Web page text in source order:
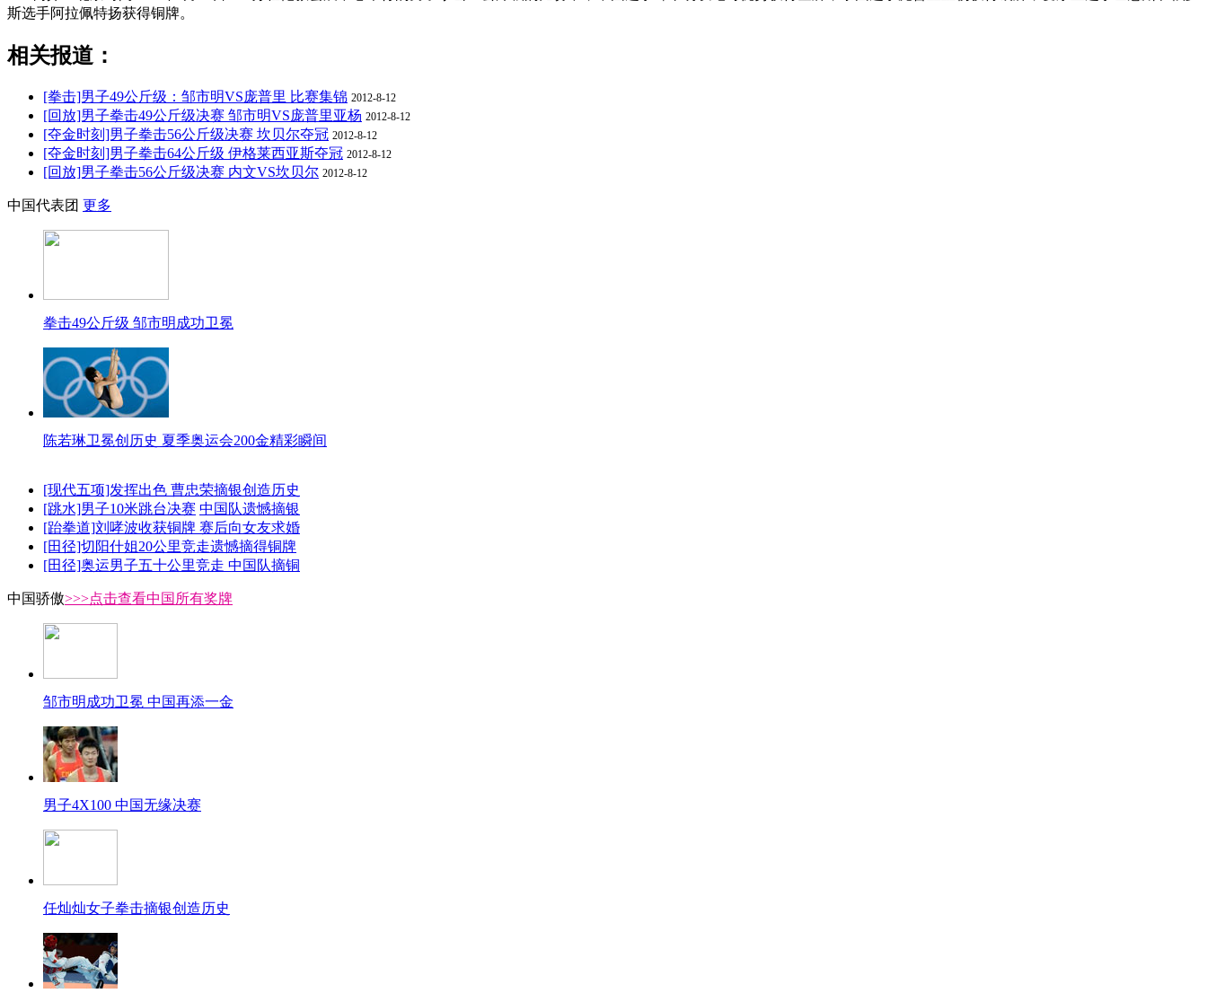
斯选手阿拉佩特扬获得铜牌。
相关报道：
[拳击]男子49公斤级：邹市明VS庞普里 比赛集锦 2012-8-12
[回放]男子拳击49公斤级决赛 邹市明VS庞普里亚杨 2012-8-12
[夺金时刻]男子拳击56公斤级决赛 坎贝尔夺冠 2012-8-12
[夺金时刻]男子拳击64公斤级 伊格莱西亚斯夺冠 2012-8-12
[回放]男子拳击56公斤级决赛 内文VS坎贝尔 2012-8-12
中国代表团 更多
拳击49公斤级 邹市明成功卫冕
陈若琳卫冕创历史 夏季奥运会200金精彩瞬间
[现代五项]发挥出色 曹忠荣摘银创造历史
[跳水]男子10米跳台决赛 中国队遗憾摘银
[跆拳道]刘哮波收获铜牌 赛后向女友求婚
[田径]切阳什姐20公里竞走遗憾摘得铜牌
[田径]奥运男子五十公里竞走 中国队摘铜
中国骄傲>>>点击查看中国所有奖牌
邹市明成功卫冕 中国再添一金
男子4X100 中国无缘决赛
任灿灿女子拳击摘银创造历史